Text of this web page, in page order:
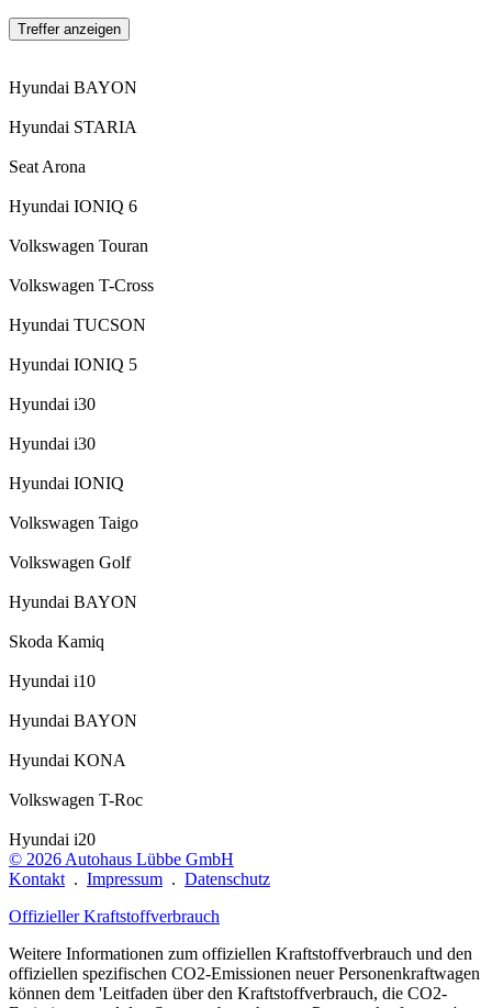
Treffer anzeigen
Hyundai BAYON
Hyundai STARIA
Seat Arona
Hyundai IONIQ 6
Volkswagen Touran
Volkswagen T-Cross
Hyundai TUCSON
Hyundai IONIQ 5
Hyundai i30
Hyundai i30
Hyundai IONIQ
Volkswagen Taigo
Volkswagen Golf
Hyundai BAYON
Skoda Kamiq
Hyundai i10
Hyundai BAYON
Hyundai KONA
Volkswagen T-Roc
Hyundai i20
© 2026 Autohaus Lübbe GmbH
Kontakt . Impressum . Datenschutz
Offizieller Kraftstoffverbrauch
Weitere Informationen zum offiziellen Kraftstoffverbrauch und den
offiziellen spezifischen CO2-Emissionen neuer Personenkraftwagen
können dem 'Leitfaden über den Kraftstoffverbrauch, die CO2-